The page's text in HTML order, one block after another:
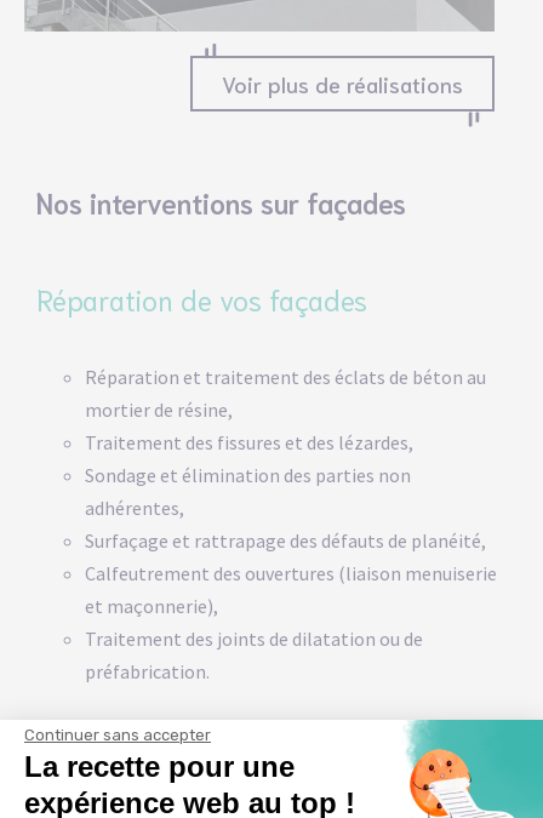
Continuer sans accepter
La recette pour une
expérience web au top !
Voir plus de réalisations
Nos interventions sur façades
Réparation de vos façades
Réparation et traitement des éclats de béton au
mortier de résine,
Traitement des fissures et des lézardes,
Sondage et élimination des parties non
adhérentes,
Surfaçage et rattrapage des défauts de planéité,
Calfeutrement des ouvertures (liaison menuiserie
et maçonnerie),
Traitement des joints de dilatation ou de
préfabrication.
Imperméabilité de vos façades